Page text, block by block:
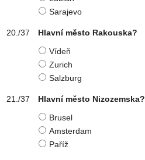
Sarajevo
Hlavní město Rakouska?
Vídeň
Zurich
Salzburg
Hlavní město Nizozemska?
Brusel
Amsterdam
Paříž